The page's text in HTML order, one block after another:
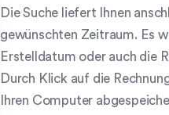
Die Suche liefert Ihnen
gewünschten Zeitraum. Es
Erstelldatum oder auch die
Durch Klick auf die
Ihren Computer